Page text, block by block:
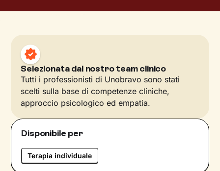
Selezionata dal nostro team clinico
Tutti i professionisti di Unobravo sono stati
scelti sulla base di competenze cliniche,
approccio psicologico ed empatia.
Disponibile per
Terapia individuale